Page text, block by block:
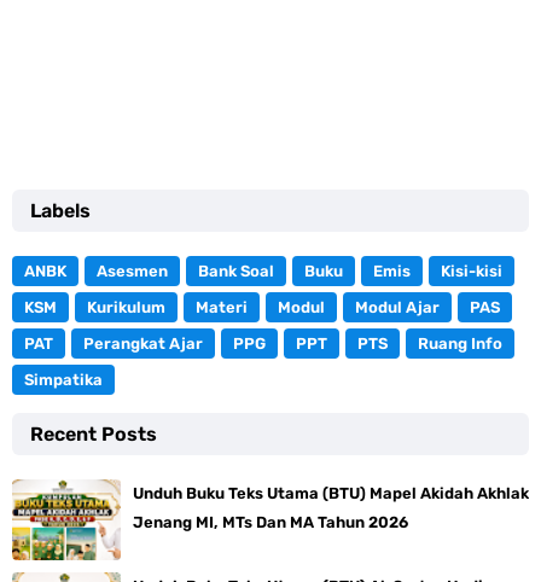
Labels
ANBK Asesmen Bank Soal Buku Emis
Kisi-kisi
KSM
Kurikulum Materi Modul Modul Ajar
PAS
PAT
Perangkat Ajar PPG PPT PTS
Ruang Info
Simpatika
Recent Posts
Unduh Buku Teks Utama (BTU) Mapel Akidah Akhlak
Jenang MI, MTs Dan MA Tahun 2026